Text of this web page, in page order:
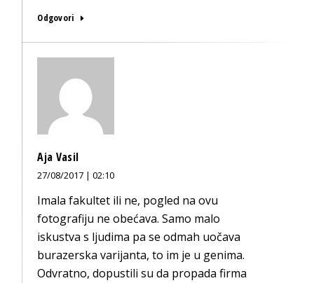
Odgovori
Aja Vasil
27/08/2017 | 02:10
Imala fakultet ili ne, pogled na ovu
fotografiju ne obećava. Samo malo
iskustva s ljudima pa se odmah uočava
burazerska varijanta, to im je u genima.
Odvratno, dopustili su da propada firma